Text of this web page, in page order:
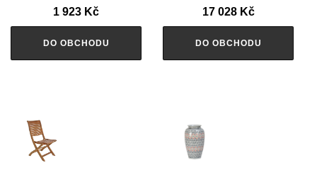
1 923 Kč
DO OBCHODU
17 028 Kč
DO OBCHODU